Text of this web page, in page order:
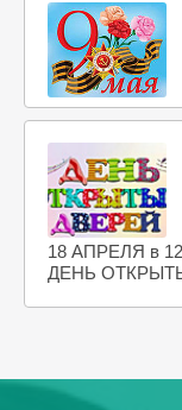
18 АПРЕЛЯ в
ДЕНЬ